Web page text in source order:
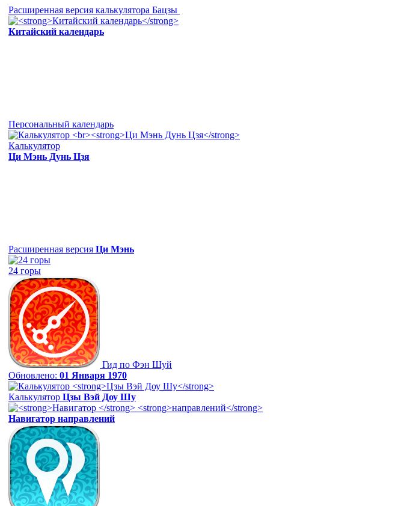
Расширенная версия калькулятора Бацзы
Китайский календарь
Персональный календарь
Калькулятор
Ци Мэнь Дунь Цзя
Расширенная версия Ци Мэнь
24 горы
Гид по Фэн Шуй
Обновлено: 01 Января 1970
Калькулятор Цзы Вэй Доу Шу
Навигатор направлений